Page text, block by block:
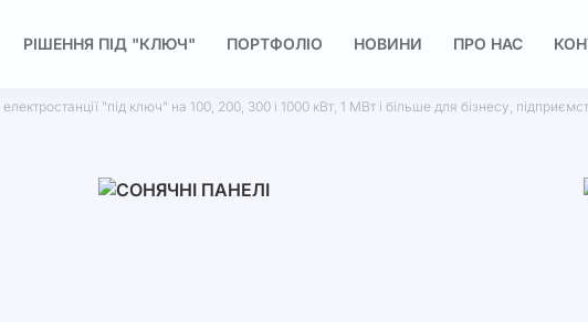
РІШЕННЯ ПІД "КЛЮЧ" ПОРТФОЛІО НОВИНИ ПРО НАС
"під ключ" на 100, 200, 300 і 1000 кВт, 1 МВт і більше для бізнесу,